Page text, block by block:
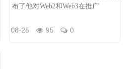
布了他对Web2和Web3在推广
08-25 95 0